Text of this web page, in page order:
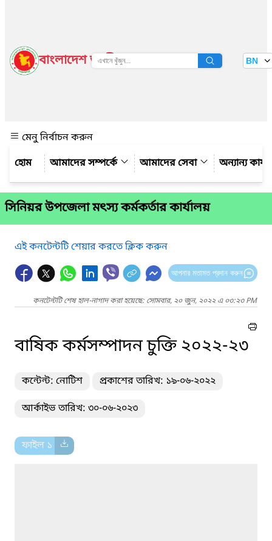
বাংলাদেশ জাতীয় তথ্য বাতায়ন BN
মেনু নির্বাচন করুন
আমাদের সম্পর্কে
আমাদের সেবা অন্যান্য
সিনিয়র উপজেলা মৎস্য কর্মকর্তার কার্যালয়
এই কনটেন্টটি শেয়ার করতে ক্লিক করুন
আপনার মতামত প্রদান করুন
কনটেন্টটি শেষ হাল-নাগাদ করা হয়েছে: সোমবার, ২০ জুন, ২০২২ এ ০৩:২৩ PM
বাষিক কর্মসম্পাদন চুক্তি ২০২২-২৩
কন্টেন্ট: নোটিশ প্রকাশের তারিখ: ১৯-০৬-২০২২
আর্কাইভ তারিখ: ৩০-০৬-২০২৩
ফাইল ১